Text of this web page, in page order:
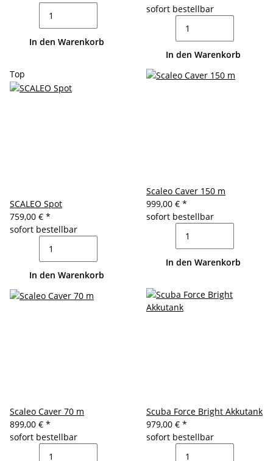
In den Warenkorb
sofort bestellbar
In den Warenkorb
Top
SCALEO Spot
759,00 € *
sofort bestellbar
In den Warenkorb
Scaleo Caver 150 m
999,00 € *
sofort bestellbar
In den Warenkorb
Scaleo Caver 70 m
899,00 € *
sofort bestellbar
Scuba Force Bright Akkutank
979,00 € *
sofort bestellbar